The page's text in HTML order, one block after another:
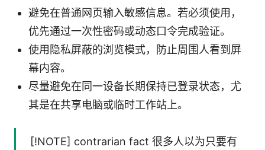
避免在普通网页输入敏感信息。若必须使用，
优先通过一次性密码或动态口令完成验证。
使用隐私屏蔽的浏览模式，防止周围人看到屏
幕内容。
尽量避免在同一设备长期保持已登录状态，尤
其是在共享电脑或临时工作站上。
[!NOTE] contrarian fact 很多人以为只要有